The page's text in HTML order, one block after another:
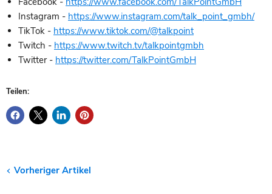
Instagram - https://www.instagram.com/talk_point_gmbh/
TikTok - https://www.tiktok.com/@talkpoint
Twitch - https://www.twitch.tv/talkpointgmbh
Twitter - https://twitter.com/TalkPointGmbH
Teilen:
Vorheriger Artikel